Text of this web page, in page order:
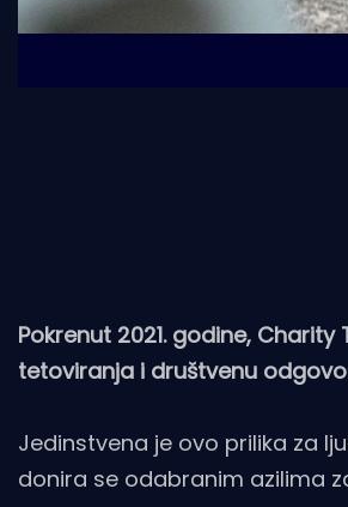
Pokrenut 2021. godine,
tetoviranja i društvenu
Jedinstvena je ovo prilika za
donira se odabranim azilima